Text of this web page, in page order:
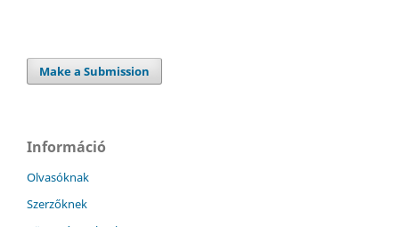
Make a Submission
Információ
Olvasóknak
Szerzőknek